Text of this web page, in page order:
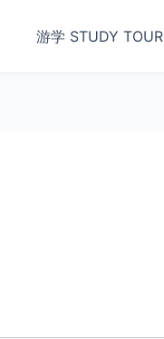
游学 STUDY TOUR